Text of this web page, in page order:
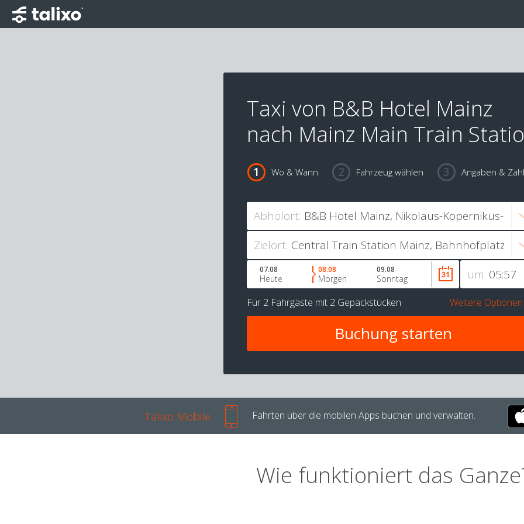
Taxi von B&B Hotel Mainz
nach Mainz Main Train
Wo & Wann Fahrzeug wählen Angaben &
Abholort:
Zielort:
um
07.08
Heute
08.08
Morgen
09.08
Sonntag
Für 2 Fahrgäste mit 2 Gepäckstücken Weitere Optionen
Talixo Mobile Fahrten über die mobilen Apps buchen und verwalten.
Wie funktioniert das